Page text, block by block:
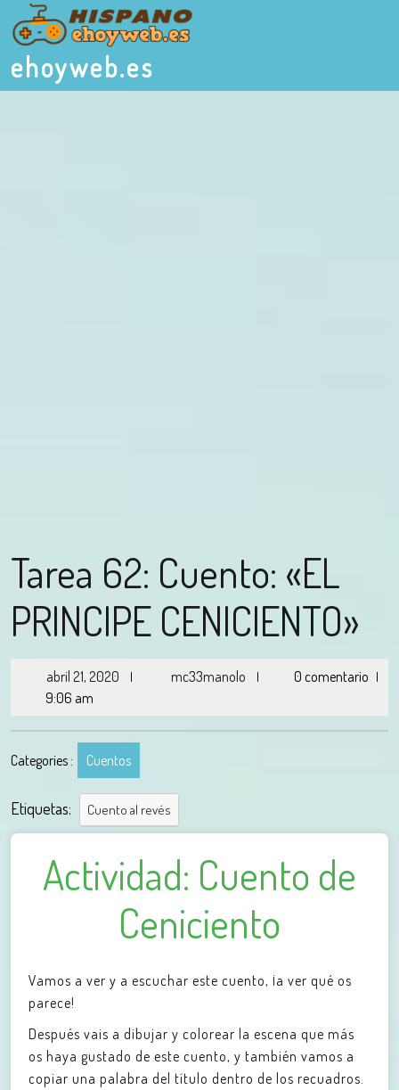
ehoyweb.es
Tarea 62: Cuento: «EL
PRINCIPE CENICIENTO»
abril 21, 2020 | mc33manolo | 0 comentario |
9:06 am
Categories : Cuentos
Etiquetas: Cuento al revés
Actividad: Cuento de
Ceniciento
Vamos a ver y a escuchar este cuento, ¡a ver qué os
parece!
Después vais a dibujar y colorear la escena que más
os haya gustado de este cuento, y también vamos a
copiar una palabra del título dentro de los recuadros.